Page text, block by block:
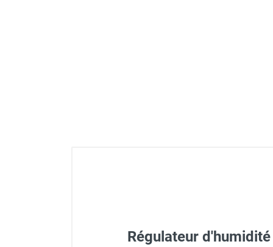
Purificateur d'airRégulateur d'humidité